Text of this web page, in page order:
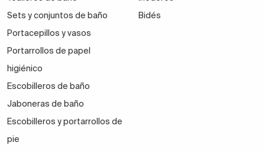
Sets y conjuntos de baño
Portacepillos y vasos
Portarrollos de papel
higiénico
Escobilleros de baño
Jaboneras de baño
Escobilleros y portarrollos de
pie
Bidés